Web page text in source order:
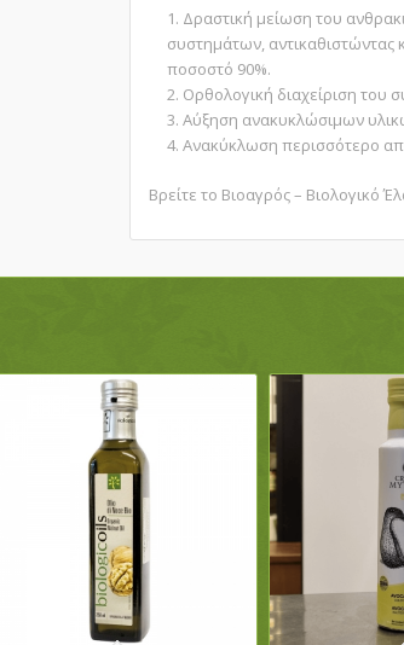
Δραστική μείωση του
συστημάτων, αντικαθιστώντας
ποσοστό 90%.
Ορθολογική διαχείριση του
Αύξηση ανακυκλώσιμων
Ανακύκλωση περισσότερο
Βρείτε το Βιοαγρός – Βιολογικό